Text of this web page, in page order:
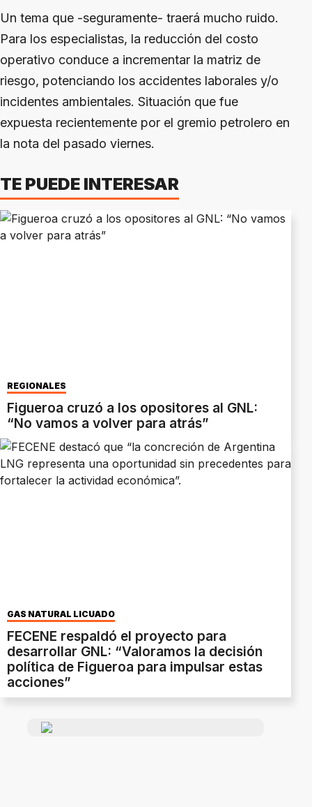
Un tema que -seguramente- traerá mucho ruido.
Para los especialistas, la reducción del costo
operativo conduce a incrementar la matriz de
riesgo, potenciando los accidentes laborales y/o
incidentes ambientales. Situación que fue
expuesta recientemente por el gremio petrolero en
la nota del pasado viernes.
TE PUEDE INTERESAR
REGIONALES
Figueroa cruzó a los opositores al GNL:
“No vamos a volver para atrás”
GAS NATURAL LICUADO
FECENE respaldó el proyecto para
desarrollar GNL: “Valoramos la decisión
política de Figueroa para impulsar estas
acciones”